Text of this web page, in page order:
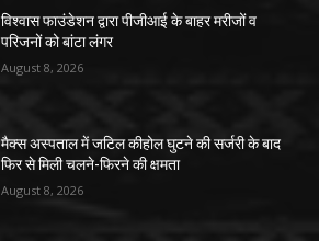
विश्वास फाउंडेशन द्वारा पीजीआई के बाहर मरीजों व
परिजनों को बांटा लंगर
August 8, 2026
मैक्स अस्पताल में जटिल कीहोल घुटने की सर्जरी के बाद
फिर से मिली चलने-फिरने की क्षमता
August 8, 2026